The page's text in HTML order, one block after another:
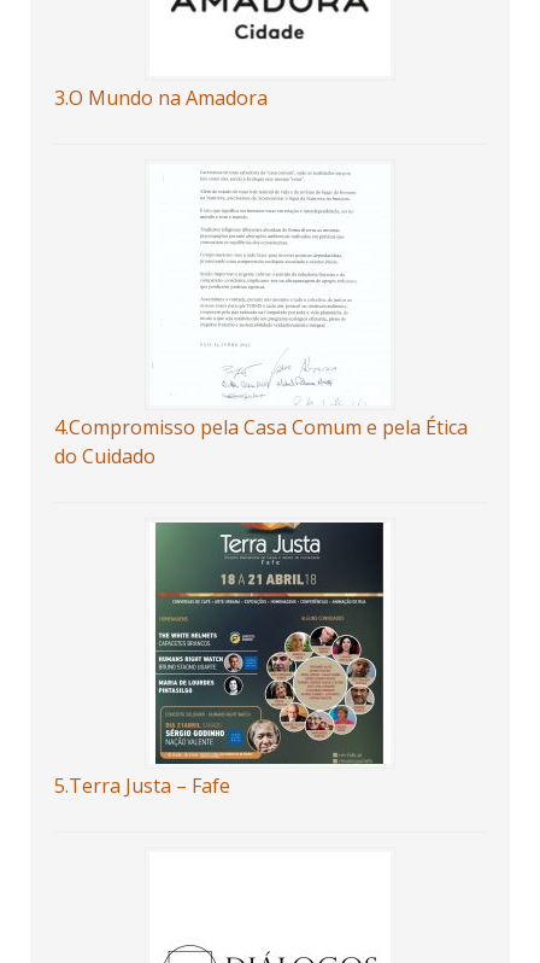
3.O Mundo na Amadora
4.Compromisso pela Casa Comum e pela Ética
do Cuidado
5.Terra Justa – Fafe